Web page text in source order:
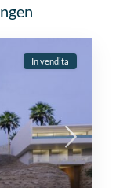
In vendita